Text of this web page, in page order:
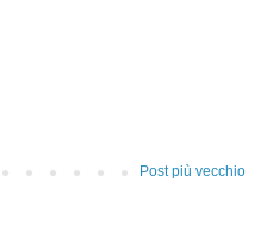
Post più vecchio